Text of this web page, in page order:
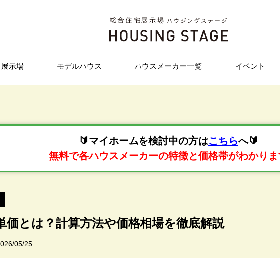
展示場 モデルハウス ハウスメーカー一覧 イベント
🔰マイホームを検討中の方はこちらへ🔰
無料で各ハウスメーカーの特徴と価格帯がわかりま
価とは？計算方法や価格相場を徹底解説
05/25